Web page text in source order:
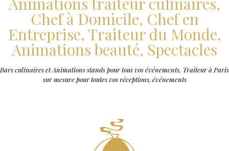
Chef à Domicile, Chef en
Entreprise, Traiteur du Monde,
Animations beauté, Spectacles
Bars culinaires et Animations stands pour tous vos événements, Traiteur à Paris
sur mesure pour toutes vos réceptions, événements